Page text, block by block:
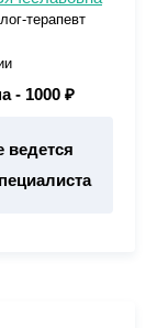
терапевт
- 1000 ₽
ведется